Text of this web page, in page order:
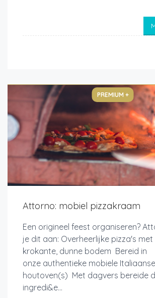
PREMIUM +
Attorno: mobiel pizzakraam
Een origineel feest organiseren?
je dit aan: Overheerlijke pizza's
krokante, dunne bodem Bereid in
onze authentieke mobiele Italiaanse
houtoven(s) Met dagvers bereide
ingredi&e...